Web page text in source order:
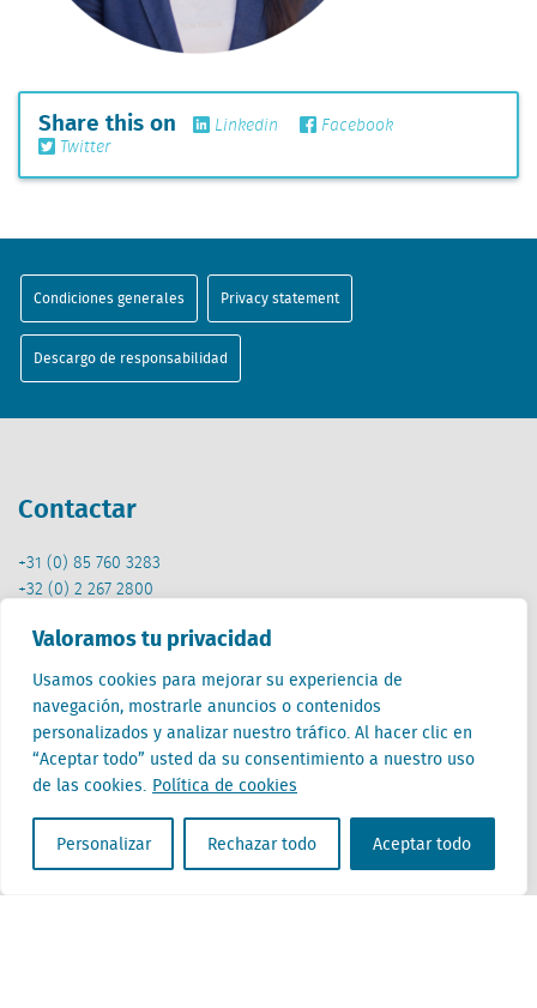
Valoramos tu privacidad
Usamos cookies para mejorar su experiencia de
navegación, mostrarle anuncios o contenidos
personalizados y analizar nuestro tráfico. Al hacer clic en
“Aceptar todo” usted da su consentimiento a nuestro uso
de las cookies. Política de cookies
Personalizar Rechazar todo Aceptar todo
Share this on Linkedin
Facebook
Twitter
Condiciones generales Privacy statement
Descargo de responsabilidad
Contactar
+31 (0) 85 760 3283
+32 (0) 2 267 2800
es@locatus.com
Oficina
Países Bajos (HQ)
Creative Valley
Stationsplein 32
3511 ED Utrecht